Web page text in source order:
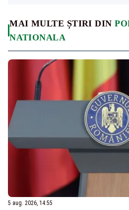
MAI MULTE ȘTIRI DIN
NATIONALA
5 aug. 2026, 14:55